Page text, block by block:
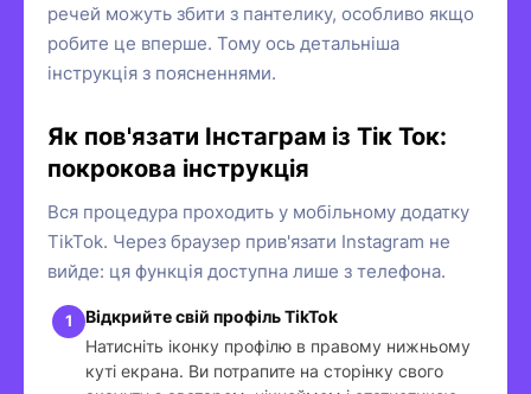
речей можуть збити з пантелику, особливо якщо
робите це вперше. Тому ось детальніша
інструкція з поясненнями.
Як пов'язати Інстаграм із Тік Ток:
покрокова інструкція
Вся процедура проходить у мобільному додатку
TikTok. Через браузер прив'язати Instagram не
вийде: ця функція доступна лише з телефона.
Відкрийте свій профіль TikTok
Натисніть іконку профілю в правому нижньому
куті екрана. Ви потрапите на сторінку свого